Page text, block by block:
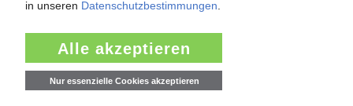
Nachrichten
LANXESS
Preiserhöhung für Adipinsäure / Folge des